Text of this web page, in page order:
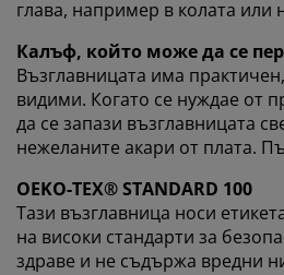
глава, например в колата или
Калъф, който може да се
Възглавницата има
видими. Когато се нуждае от
да се запази възглавницата
нежеланите акари от плата.
OEKO-TEX® STANDARD 100
Тази възглавница носи
на високи стандарти за
здраве и не съдържа вредни